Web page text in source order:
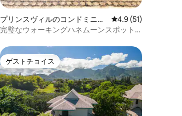
プリンスヴィルのコンドミニア
ム
レビュー51件、5つ
4.9 (51)
完璧なウォーキングハネムーンスポット•
ゲストチョイス
ゲストチョイス